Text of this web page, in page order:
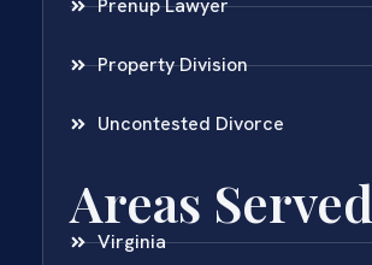
Prenup Lawyer
Property Division
Uncontested Divorce
Areas Served
Virginia